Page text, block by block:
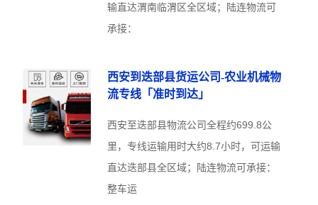
输直达渭南临渭区全区域；陆连物流可
承接：
西安到迭部县货运公司-农业机械物
流专线「准时到达」
西安至迭部县物流公司全程约699.8公
里，专线运输用时大约8.7小时，可运输
直达迭部县全区域；陆连物流可承接：
整车运